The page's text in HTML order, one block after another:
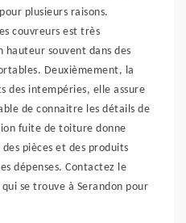
plusieurs raisons.
couvreurs est très
souvent dans des
Deuxièmement, la
des intempéries, elle assure
de connaitre les détails de
fuite de toiture donne
pièces et des produits
dépenses. Contactez le
se trouve à Serandon pour